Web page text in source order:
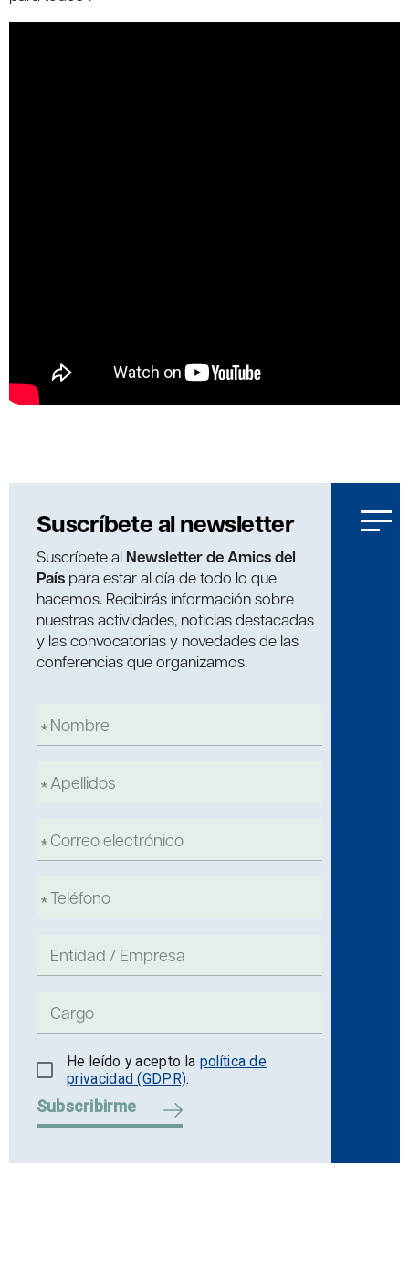
Suscríbete al newsletter
Suscríbete al Newsletter de Amics del
País para estar al día de todo lo que
hacemos. Recibirás información sobre
nuestras actividades, noticias destacadas
y las convocatorias y novedades de las
conferencias que organizamos.
He leído y acepto la política de
privacidad (GDPR).
Subscribirme